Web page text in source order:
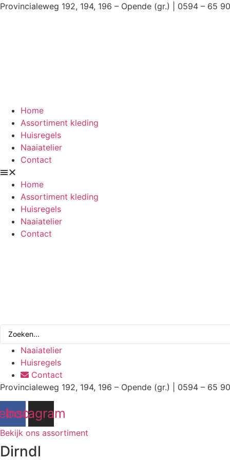
Ga
Provincialeweg 192, 194, 196 – Opende (gr.) | 0594 – 65
Home
Assortiment kleding
Huisregels
Naaiatelier
Contact
Home
Assortiment kleding
Huisregels
Naaiatelier
Contact
Search
Naaiatelier
Huisregels
Contact
Provincialeweg 192, 194, 196 – Opende (gr.) | 0594 – 65
Instagram
Bekijk ons assortiment
Dirndl